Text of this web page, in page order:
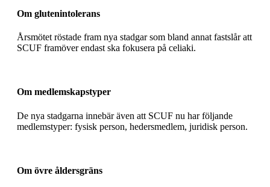
Om glutenintolerans
Årsmötet röstade fram nya stadgar som bland annat fastslår att
SCUF framöver endast ska fokusera på celiaki.
Om medlemskapstyper
De nya stadgarna innebär även att SCUF nu har följande
medlemstyper: fysisk person, hedersmedlem, juridisk person.
Om övre åldersgräns